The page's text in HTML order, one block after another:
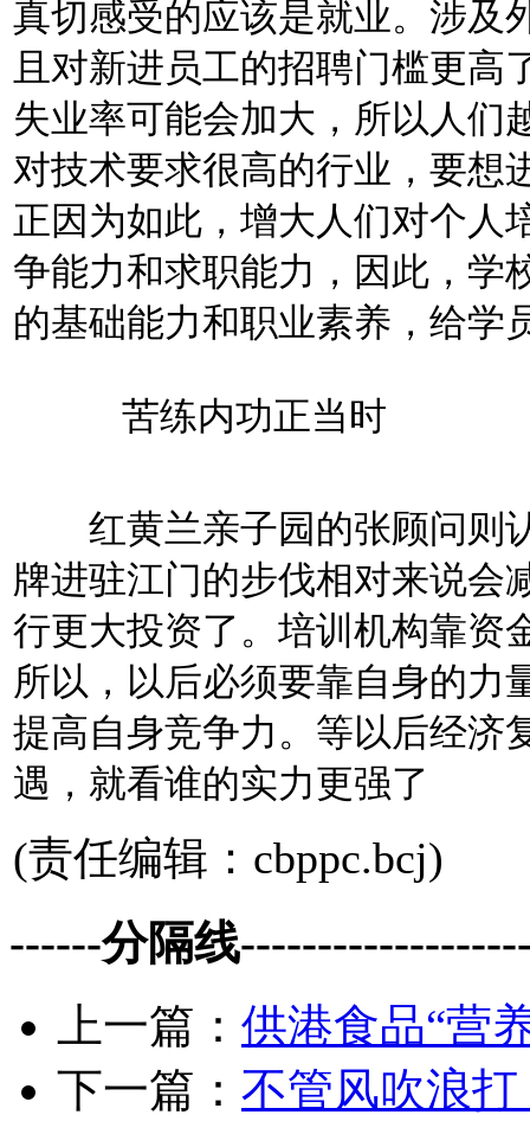
真切感受的应该是就业。涉及
且对新进员工的招聘门槛更
失业率可能会加大，所以人们
对技术要求很高的行业，要想
正因为如此，增大人们对个人
争能力和求职能力，因此，学
的基础能力和职业素养，给学
苦练内功正当时
红黄兰亲子园的张顾问则
牌进驻江门的步伐相对来说会
行更大投资了。培训机构靠资
所以，以后必须要靠自身的力
提高自身竞争力。等以后经济
遇，就看谁的实力更强了
(责任编辑：cbppc.bcj)
------分隔线
上一篇： 供港食品“营
下一篇： 不管风吹浪